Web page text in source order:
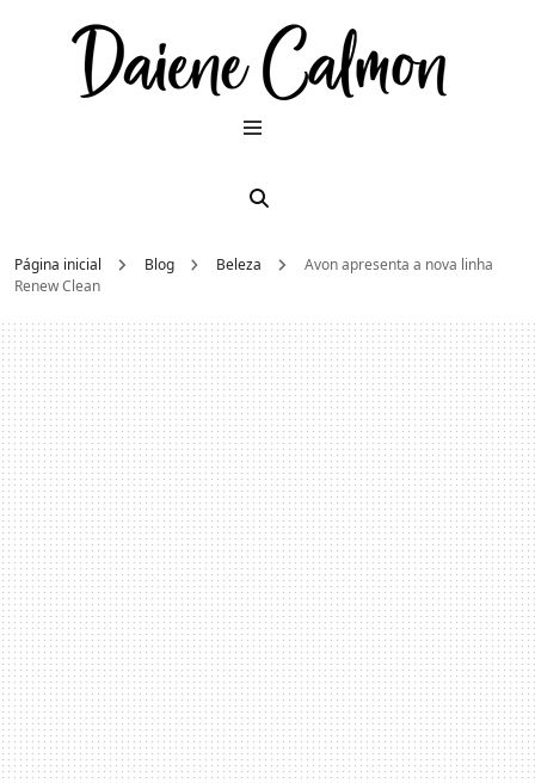
Página inicial Blog Beleza
Avon apresenta a nova linha
Renew Clean